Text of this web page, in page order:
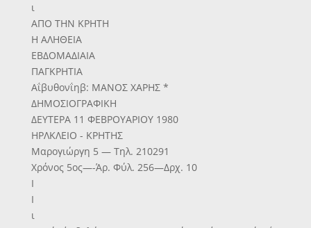
ι
ΑΠΟ ΤΗΝ ΚΡΗΤΗ
Η ΑΛΗΘΕΙΑ
ΕΒΔΟΜΑΔΙΑΙΑ
ΠΑΓΚΡΗΤΙΑ
Αΐβυθονΐηβ: ΜΑΝΟΣ ΧΑΡΗΣ *
ΔΗΜΟΣΙΟΓΡΑΦΙΚΗ
ΔΕΥΤΕΡΑ 11 ΦΕΒΡΟΥΑΡΙΟΥ 1980
ΗΡΛΚΛΕΙΟ - ΚΡΗΤΗΣ
Μαρογιώργη 5 — Τηλ. 210291
Χρόνος 5ος—-Άρ. Φύλ. 256—Δρχ. 10
Ι
Ι
ι